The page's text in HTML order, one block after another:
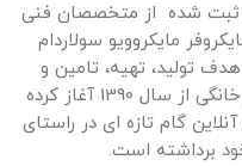
ثبت شده از متخصصان فنی
مایکروویو سولاردام
تولید، تهیه، تامین و
توزیع قطعات یدکی و تعمیرات لوازم خانگی از سال 1390 آغاز کرده
آنلاین گام تازه ای در راستای
برداشته است.